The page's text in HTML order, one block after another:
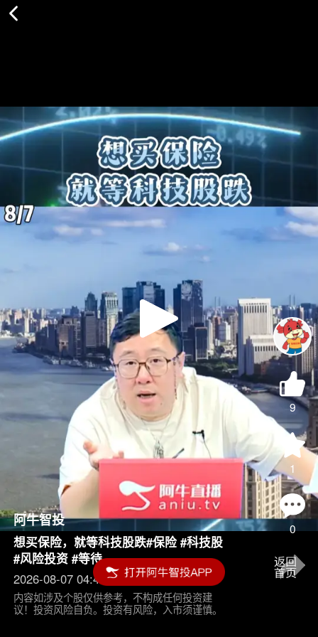
Play
Video
9
1
0
阿牛智投
想买保险，就等科技股跌#保险 #科技股
#风险投资 #等待
2026-08-07 04:45
内容如涉及个股仅供参考，不构成任何投资建
议！投资风险自负。投资有风险，入市须谨慎。